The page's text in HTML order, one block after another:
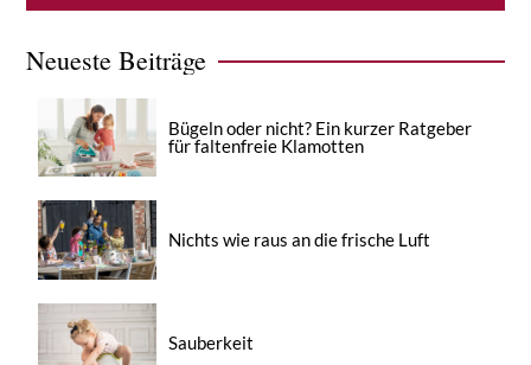
Neueste Beiträge
Bügeln oder nicht? Ein kurzer Ratgeber
für faltenfreie Klamotten
Nichts wie raus an die frische Luft
Sauberkeit